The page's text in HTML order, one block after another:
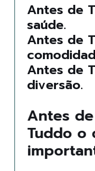
Antes de
saúde.
Antes de
Antes de
diversão.
Antes
Tuddo o